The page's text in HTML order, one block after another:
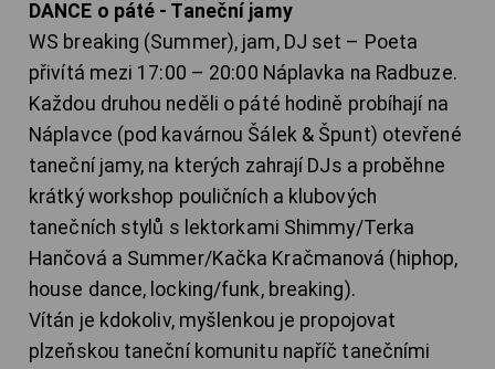
DANCE o páté - Taneční jamy
WS breaking (Summer), jam, DJ set – Poeta
přivítá mezi 17:00 – 20:00 Náplavka na Radbuze.
Každou druhou neděli o páté hodině probíhají na
Náplavce (pod kavárnou Šálek & Špunt) otevřené
taneční jamy, na kterých zahrají DJs a proběhne
krátký workshop pouličních a klubových
tanečních stylů s lektorkami Shimmy/Terka
Hančová a Summer/Kačka Kračmanová (hiphop,
house dance, locking/funk, breaking).
Vítán je kdokoliv, myšlenkou je propojovat
plzeňskou taneční komunitu napříč tanečními